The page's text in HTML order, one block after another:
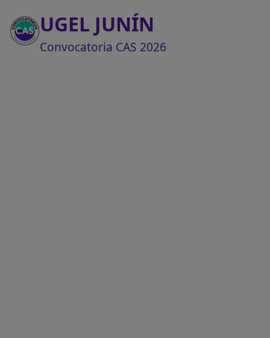
UGEL JUNÍN
Convocatoria CAS 2026